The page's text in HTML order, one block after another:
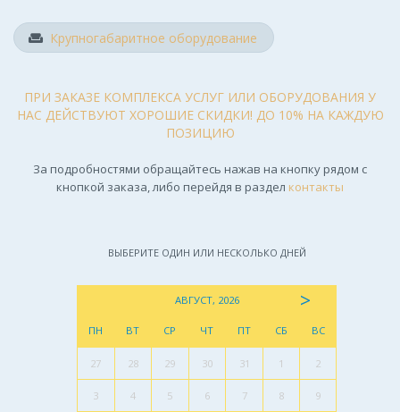
Крупногабаритное оборудование
ПРИ ЗАКАЗЕ КОМПЛЕКСА УСЛУГ ИЛИ ОБОРУДОВАНИЯ У
НАС ДЕЙСТВУЮТ ХОРОШИЕ СКИДКИ! ДО 10% НА КАЖДУЮ
ПОЗИЦИЮ
За подробностями обращайтесь нажав на кнопку рядом с
кнопкой заказа, либо перейдя в раздел контакты
ВЫБЕРИТЕ ОДИН ИЛИ НЕСКОЛЬКО ДНЕЙ
АВГУСТ, 2026 >
ПН ВТ СР ЧТ ПТ СБ ВС
27 28 29 30 31 1 2
3 4 5 6 7 8 9